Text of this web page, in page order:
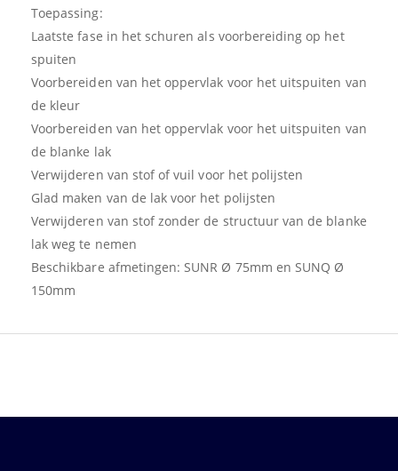
Toepassing:
Laatste fase in het schuren als voorbereiding op het
spuiten
Voorbereiden van het oppervlak voor het uitspuiten van
de kleur
Voorbereiden van het oppervlak voor het uitspuiten van
de blanke lak
Verwijderen van stof of vuil voor het polijsten
Glad maken van de lak voor het polijsten
Verwijderen van stof zonder de structuur van de blanke
lak weg te nemen
Beschikbare afmetingen: SUNR Ø 75mm en SUNQ Ø
150mm